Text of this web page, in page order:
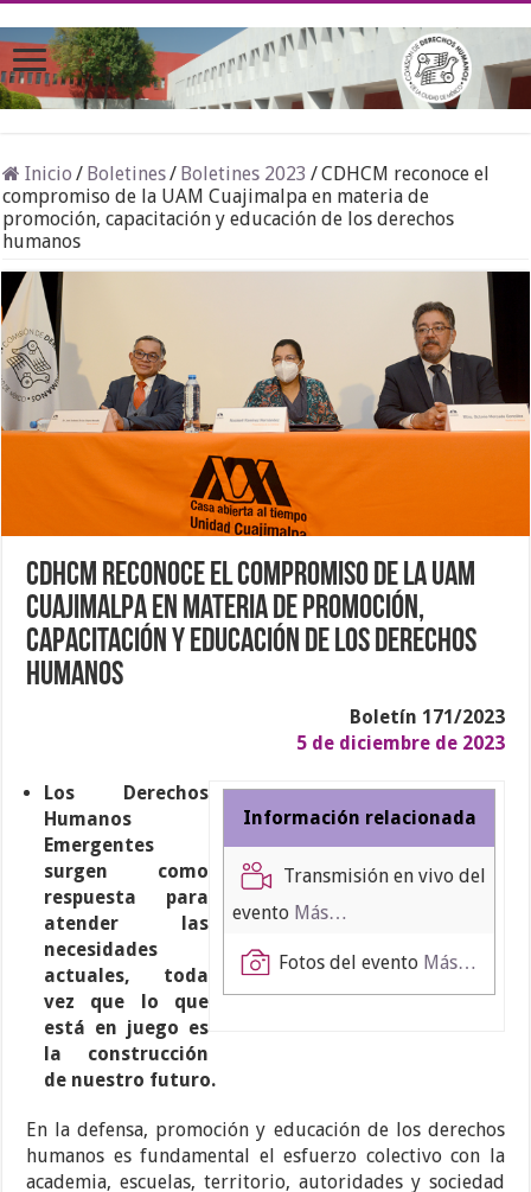
Inicio / Boletines/ Boletines 2023 /CDHCM reconoce el
compromiso de la UAM Cuajimalpa en materia de
promoción, capacitación y educación de los derechos
humanos
CDHCM reconoce el compromiso de la UAM
Cuajimalpa en materia de promoción,
capacitación y educación de los derechos
humanos
Boletín 171/2023
5 de diciembre de 2023
Información relacionada
Transmisión en vivo del
evento Más…
Fotos del evento Más…
Los Derechos
Humanos
Emergentes
surgen como
respuesta para
atender las
necesidades
actuales, toda
vez que lo que
está en juego es
la construcción
de nuestro futuro.
En la defensa, promoción y educación de los derechos
humanos es fundamental el esfuerzo colectivo con la
academia, escuelas, territorio, autoridades y sociedad